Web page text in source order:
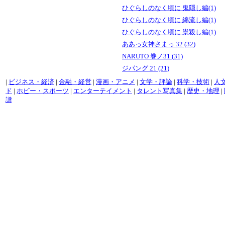
ひぐらしのなく頃に 鬼隠し編(1)
ひぐらしのなく頃に 綿流し編(1)
ひぐらしのなく頃に 祟殺し編(1)
ああっ女神さまっ 32 (32)
NARUTO 巻ノ31 (31)
ジパング 21 (21)
| ビジネス・経済 | 金融・経営 | 漫画・アニメ | 文学・評論 | 科学・技術 | 人
ド | ホビー・スポーツ | エンターテイメント | タレント写真集 | 歴史・地理 |
譜